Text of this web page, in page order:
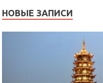
НОВЫЕ ЗАПИСИ